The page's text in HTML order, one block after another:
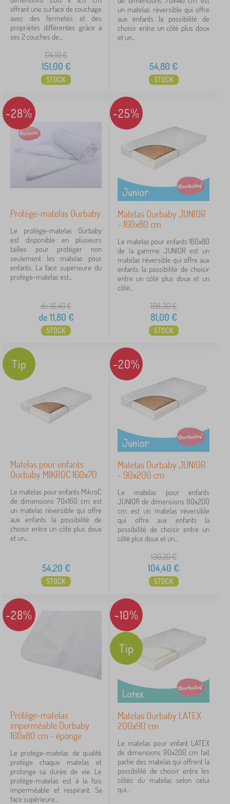
offrant une surface de couchage
avec des fermetés et des
propriétés différentes grâce à
ses 2 couches de...
174,10€
151,00 €
STOCK
un matelas réversible qui offre
aux enfants la possibilité de
choisir entre un côté plus doux
et un...
54,80 €
STOCK
-28%
Protège-matelas Ourbaby
Le protège-matelas Ourbaby
est disponible en plusieurs
tailles pour protéger non
seulement les matelas pour
enfants. La face supérieure du
protège-matelas est...
de 16,40€
de 11,80 €
STOCK
-25%
Matelas Ourbaby JUNIOR
- 160x80 cm
Le matelas pour enfants 160x80
de la gamme JUNIOR est un
matelas réversible qui offre aux
enfants la possibilité de choisir
entre un côté plus doux et un
côté...
108,30€
81,00 €
STOCK
Tip
Matelas pour enfants
Ourbaby MIKROC 160x70
Le matelas pour enfants MikroC
de dimensions 70x160 cm est
un matelas réversible qui offre
aux enfants la possibilité de
choisir entre un côté plus doux
et un...
54,20 €
STOCK
-20%
Matelas Ourbaby JUNIOR
- 90x200 cm
Le matelas pour enfants
JUNIOR de dimensions 90x200
cm est un matelas réversible
qui offre aux enfants la
possibilité de choisir entre un
côté plus doux et un...
130,20€
104,40 €
STOCK
-28%
Protège-matelas
imperméable Ourbaby
160x80 cm - éponge
Le protège-matelas de qualité
protège chaque matelas et
prolonge sa durée de vie. Le
protège-matelas est à la fois
imperméable et respirant. Sa
face supérieure...
-10%
Tip
Matelas Ourbaby LATEX
200x90 cm
Le matelas pour enfant LATEX
de dimensions 90x200 cm fait
partie des matelas qui offrent la
possibilité de choisir entre les
côtés du matelas selon celui
qui...